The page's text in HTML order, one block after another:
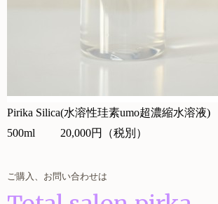
Pirika Silica(水溶性珪素umo超濃縮水溶液)
500ml 20,000円（税別）
ご購入、お問い合わせは